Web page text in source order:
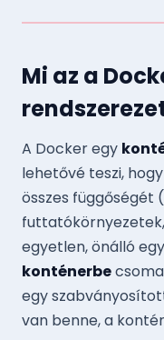
Mi az a
A Docker egy
lehetővé teszi,
összes függőségét
egyetlen, önálló
konténerbe
egy
van benne, a